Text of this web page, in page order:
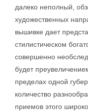
далеко неполный,
художественных
вышивке дает
стилистическом
совершенно
будет
пределах одной
количество
приемов этого